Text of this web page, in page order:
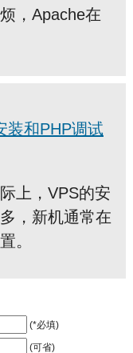
，Apache在
装和PHP调试
上，VPS的安
，新机通常在
。
(*必填)
(可省)